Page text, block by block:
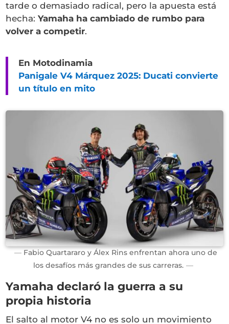
tarde o demasiado radical, pero la apuesta está
hecha:Yamaha ha cambiado de rumbo para
volver a competir.
En Motodinamia
Panigale V4 Márquez 2025: Ducati convierte
un título en mito
Fabio Quartararo y Álex Rins enfrentan ahora uno de
los desafíos más grandes de sus carreras.
Yamaha declaró la guerra a su
propia historia
El salto al motor V4 no es solo un movimiento